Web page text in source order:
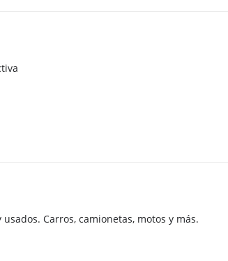
Carros, camionetas, motos y más.